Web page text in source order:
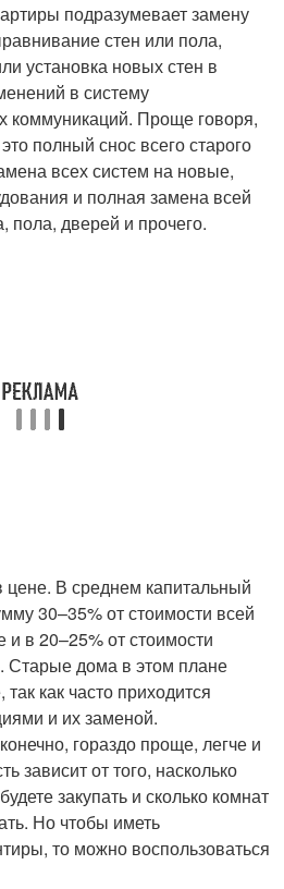
подразумевает замену
стен или пола,
установка новых стен в
в систему
коммуникаций. Проще говоря,
полный снос всего старого
всех систем на новые,
и полная замена всей
пола, дверей и прочего.
цене. В среднем капитальный
30–35% от стоимости всей
в 20–25% от стоимости
Старые дома в этом плане
как часто приходится
и их заменой.
гораздо проще, легче и
зависит от того, насколько
закупать и сколько комнат
Но чтобы иметь
то можно воспользоваться